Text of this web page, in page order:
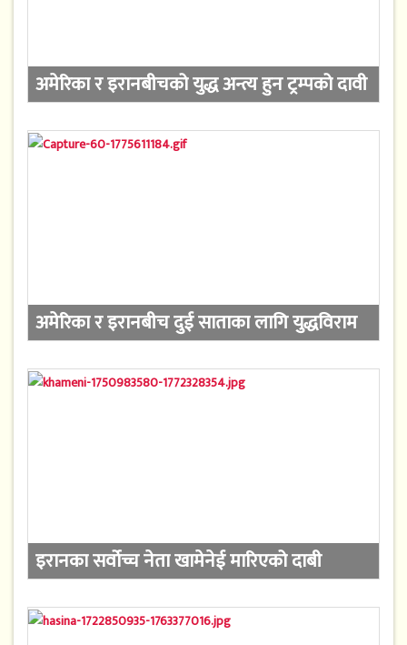
अमेरिका र इरानबीचको युद्ध अन्त्य हुन ट्रम्पको दावी
अमेरिका र इरानबीच दुई साताका लागि युद्धविराम
इरानका सर्वोच्च नेता खामेनेई मारिएको दाबी